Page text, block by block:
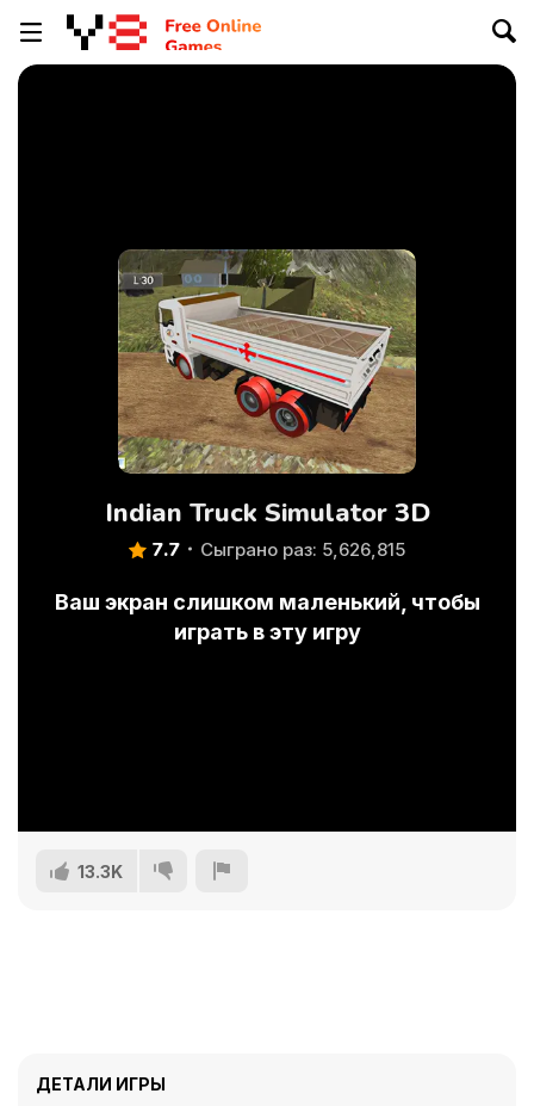
Indian Truck Simulator 3D
7.7 Сыграно раз: 5,626,815
Ваш экран слишком маленький, чтобы
играть в эту игру
13.3K
ДЕТАЛИ ИГРЫ